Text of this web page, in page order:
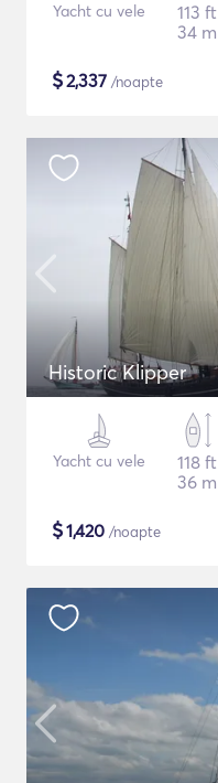
Yacht cu vele
113 ft
34 m
$2,337 /noapte
Historic Klipper
Yacht cu vele
118 ft
36 m
$1,420 /noapte